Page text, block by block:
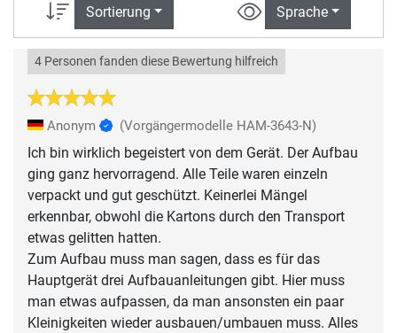
Sortierung Sprache
4 Personen fanden diese Bewertung hilfreich
Anonym (Vorgängermodelle HAM-3643-N)
Ich bin wirklich begeistert von dem Gerät. Der Aufbau
ging ganz hervorragend. Alle Teile waren einzeln
verpackt und gut geschützt. Keinerlei Mängel
erkennbar, obwohl die Kartons durch den Transport
etwas gelitten hatten.
Zum Aufbau muss man sagen, dass es für das
Hauptgerät drei Aufbauanleitungen gibt. Hier muss
man etwas aufpassen, da man ansonsten ein paar
Kleinigkeiten wieder ausbauen/umbauen muss. Alles